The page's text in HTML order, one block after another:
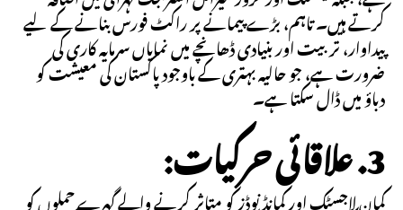
کرتے ہیں۔ تاہم، بڑے پیمانے پر راکٹ فورس بنانے کے لیے
پیداوار، تربیت اور بنیادی ڈھانچے میں نمایاں سرمایہ کاری کی
ضرورت ہے، جو حالیہ بہتری کے باوجود پاکستان کی معیشت کو
دباؤ میں ڈال سکتا ہے۔
3. علاقائی حرکیات:
کمان لاجسٹک اور کمانڈ نوڈز کو متاثر کرنے والے گہرے حملوں کو